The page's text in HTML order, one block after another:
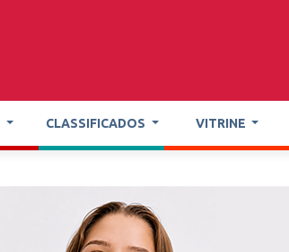
CLASSIFICADOS VITRINE